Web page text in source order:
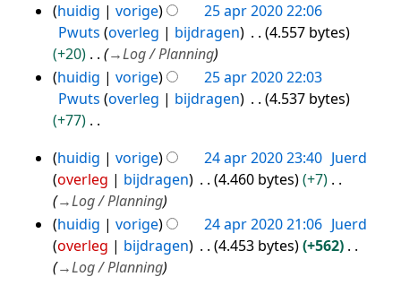
b
w
e
k
n
g
s
s
a
m
25
apr
2020
huidig vorige
25 apr 2020 22:06
Pwuts overleg bijdragen
4.557 bytes
+20
→Log / Planning
huidig
vorige
25 apr 2020 22:03
Pwuts overleg bijdragen
4.537 bytes
+77
e
e
n
b
e
w
24
apr
2020
huidig vorige 24 apr 2020 23:40 Juerd
overleg
bijdragen 4.460 bytes
+7
→Log / Planning
huidig
vorige 24 apr 2020 21:06 Juerd
overleg
bijdragen 4.453 bytes
+562
→Log / Planning